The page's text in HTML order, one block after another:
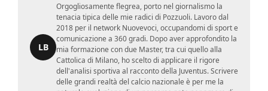
LB
Orgogliosamente flegrea, porto nel giornalismo la
tenacia tipica delle mie radici di Pozzuoli. Lavoro dal
2018 per il network Nuovevoci, occupandomi di sport e
comunicazione a 360 gradi. Dopo aver approfondito la
mia formazione con due Master, tra cui quello alla
Cattolica di Milano, ho scelto di applicare il rigore
dell'analisi sportiva al racconto della Juventus. Scrivere
delle grandi realtà del calcio nazionale è per me la